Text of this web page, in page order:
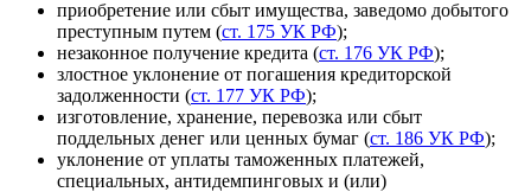
приобретение или сбыт имущества, заведомо добытого
преступным путем (ст. 175 УК РФ);
незаконное получение кредита (ст. 176 УК РФ);
злостное уклонение от погашения кредиторской
задолженности (ст. 177 УК РФ);
изготовление, хранение, перевозка или сбыт
поддельных денег или ценных бумаг (ст. 186 УК РФ);
уклонение от уплаты таможенных платежей,
специальных, антидемпинговых и (или)